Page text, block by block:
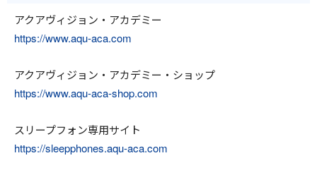
アクアヴィジョン・アカデミー
https://www.aqu-aca.com
アクアヴィジョン・アカデミー・ショップ
https://www.aqu-aca-shop.com
スリープフォン専用サイト
https://sleepphones.aqu-aca.com